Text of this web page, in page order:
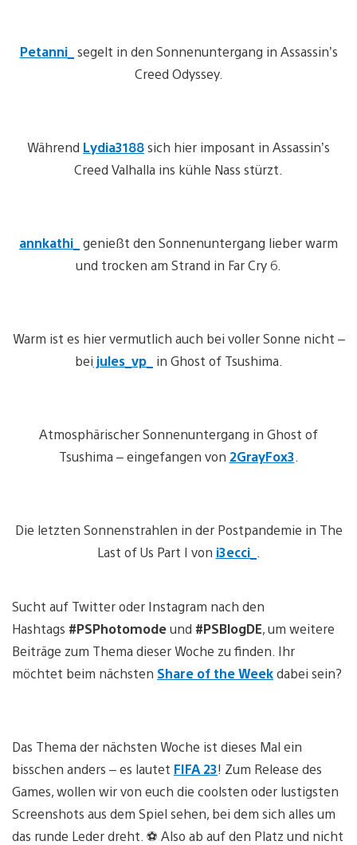
Petanni_ segelt in den Sonnenuntergang in Assassin’s
Creed Odyssey.
Während Lydia3188sich hier imposant in Assassin’s
Creed Valhalla ins kühle Nass stürzt.
annkathi_ genießt den Sonnenuntergang lieber warm
und trocken am Strand in Far Cry 6.
Warm ist es hier vermutlich auch bei voller Sonne nicht –
bei jules_vp_ in Ghost of Tsushima.
Atmosphärischer Sonnenuntergang in Ghost of
Tsushima – eingefangen von 2GrayFox3
Die letzten Sonnenstrahlen in der Postpandemie in The
Last of Us Part I von i3ecci_
Sucht auf Twitter oder Instagram nach den
Hashtags #PSPhotomodeund #PSBlogDE, um weitere
Beiträge zum Thema dieser Woche zu finden. Ihr
möchtet beim nächsten Share of the Weekdabei sein?
Das Thema der nächsten Woche ist dieses Mal ein
bisschen anders – es lautet FIFA 23! Zum Release des
Games, wollen wir von euch die coolsten oder lustigsten
Screenshots aus dem Spiel sehen, bei dem sich alles um
das runde Leder dreht. ⚽️ Also ab auf den Platz und nicht